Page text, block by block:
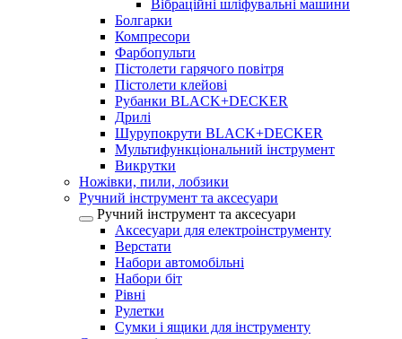
Вібраційні шліфувальні машини
Болгарки
Компресори
Фарбопульти
Пістолети гарячого повітря
Пістолети клейові
Рубанки BLACK+DECKER
Дрилі
Шурупокрути BLACK+DECKER
Мультифункціональний інструмент
Викрутки
Ножівки, пили, лобзики
Ручний інструмент та аксесуари
Ручний інструмент та аксесуари
Аксесуари для електроінструменту
Верстати
Набори автомобільні
Набори біт
Рівні
Рулетки
Сумки і ящики для інструменту